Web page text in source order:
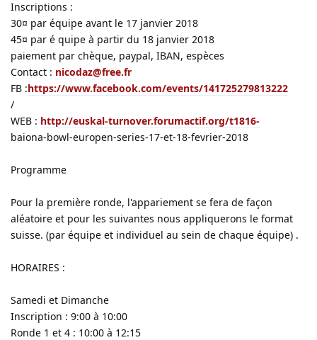
Inscriptions :
30¤ par équipe avant le 17 janvier 2018
45¤ par é quipe à partir du 18 janvier 2018
paiement par chèque, paypal, IBAN, espèces
Contact : nicodaz@free.fr
FB :https://www.facebook.com/events/141725279813222
/
WEB : http://euskal-turnover.forumactif.org/t1816-
baiona-bowl-europen-series-17-et-18-fevrier-2018
Programme
Pour la première ronde, l'appariement se fera de façon
aléatoire et pour les suivantes nous appliquerons le format
suisse. (par équipe et individuel au sein de chaque équipe) .
HORAIRES :
Samedi et Dimanche
Inscription : 9:00 à 10:00
Ronde 1 et 4 : 10:00 à 12:15